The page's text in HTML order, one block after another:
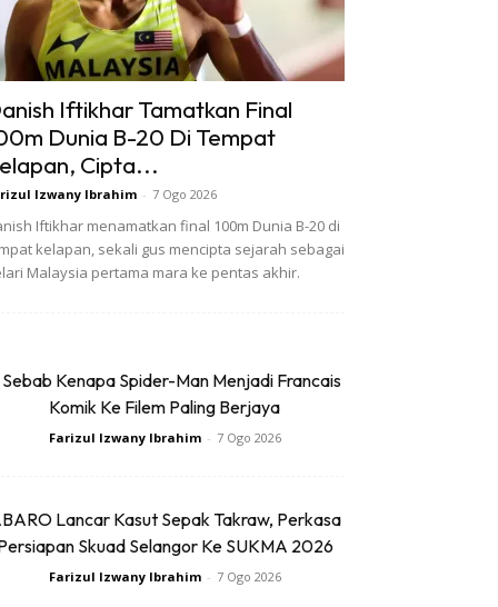
Iftikhar Tamatkan Final
Dunia B-20 Di Tempat
Cipta...
Izwany Ibrahim - 7 Ogo 2026
Iftikhar menamatkan final 100m Dunia B-20 di
kelapan, sekali gus mencipta sejarah sebagai
Malaysia pertama mara ke pentas akhir.
Kenapa Spider-Man Menjadi Francais
Komik Ke Filem Paling Berjaya
Farizul Izwany Ibrahim - 7 Ogo 2026
Lancar Kasut Sepak Takraw, Perkasa
Skuad Selangor Ke SUKMA 2026
Farizul Izwany Ibrahim - 7 Ogo 2026